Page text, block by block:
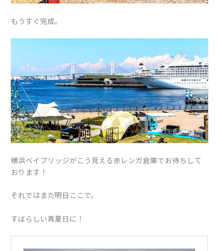
もうすぐ完成。
横浜ベイブリッジがこう見える赤レンガ倉庫でお待ちして
おります！
それではまた明日ここで。
すばらしい真夏日に！